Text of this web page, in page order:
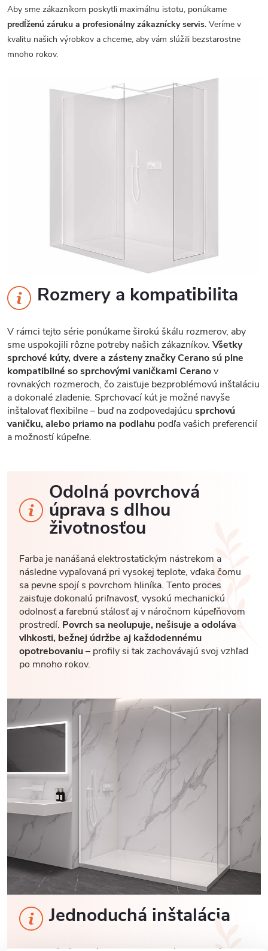
Aby sme zákazníkom poskytli maximálnu istotu, ponúkame
predĺženú záruku a profesionálny zákaznícky servis. Veríme v
kvalitu našich výrobkov a chceme, aby vám slúžili bezstarostne
mnoho rokov.
Rozmery a kompatibilita
V rámci tejto série ponúkame širokú škálu rozmerov, aby
sme uspokojili rôzne potreby našich zákazníkov. Všetky
sprchové kúty, dvere a zásteny značky Cerano sú plne
kompatibilné so sprchovými vaničkami Ceranov
rovnakých rozmeroch, čo zaisťuje bezproblémovú inštaláciu
a dokonalé zladenie. Sprchovací kút je možné navyše
inštalovať flexibilne – buď na zodpovedajúcu sprchovú
vaničku, alebo priamo na podlahu podľa vašich preferencií
a možností kúpeľne.
Odolná povrchová
úprava s dlhou
životnosťou
Farba je nanášaná elektrostatickým nástrekom a
následne vypaľovaná pri vysokej teplote, vďaka čomu
sa pevne spojí s povrchom hliníka. Tento proces
zaisťuje dokonalú priľnavosť, vysokú mechanickú
odolnosť a farebnú stálosť aj v náročnom kúpeľňovom
prostredí. Povrch sa neolupuje, nešisuje a odoláva
vlhkosti, bežnej údržbe aj každodennému
opotrebovaniu– profily si tak zachovávajú svoj vzhľad
po mnoho rokov.
Jednoduchá inštalácia